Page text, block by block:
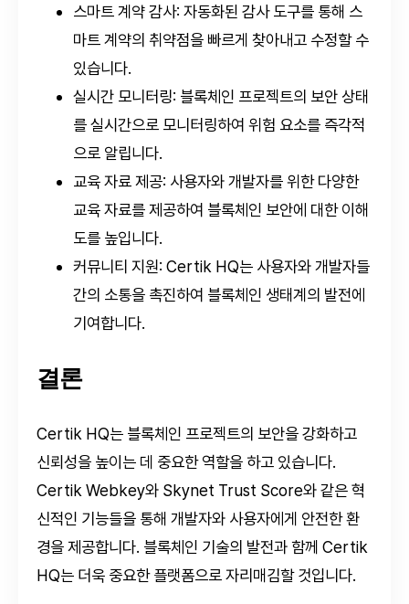
스마트 계약 감사: 자동화된 감사 도구를 통해 스
마트 계약의 취약점을 빠르게 찾아내고 수정할 수
있습니다.
실시간 모니터링: 블록체인 프로젝트의 보안 상태
를 실시간으로 모니터링하여 위험 요소를 즉각적
으로 알립니다.
교육 자료 제공: 사용자와 개발자를 위한 다양한
교육 자료를 제공하여 블록체인 보안에 대한 이해
도를 높입니다.
커뮤니티 지원: Certik HQ는 사용자와 개발자들
간의 소통을 촉진하여 블록체인 생태계의 발전에
기여합니다.
결론
Certik HQ는 블록체인 프로젝트의 보안을 강화하고
신뢰성을 높이는 데 중요한 역할을 하고 있습니다.
Certik Webkey와 Skynet Trust Score와 같은 혁
신적인 기능들을 통해 개발자와 사용자에게 안전한 환
경을 제공합니다. 블록체인 기술의 발전과 함께 Certik
HQ는 더욱 중요한 플랫폼으로 자리매김할 것입니다.